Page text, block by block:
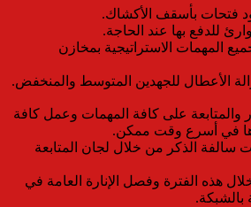
فتحات بأسقف الأكشاك.
للدفع بها عند الحاجة.
المهمات الاستراتيجية بمخازن
الأعطال للجهدين المتوسط والمنخفض.
على كافة المهمات وعمل كافة
في أسرع وقت ممكن.
سالفة الذكر من خلال لجان المتابعة
هذه الفترة وفصل الإنارة العامة في
بالشبكة.